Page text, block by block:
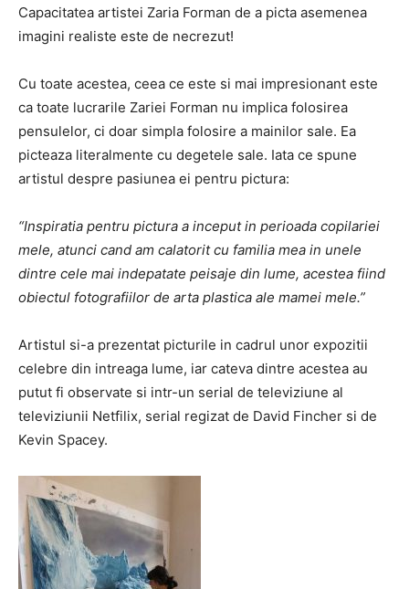
Capacitatea artistei Zaria Forman de a picta asemenea
imagini realiste este de necrezut!
Cu toate acestea, ceea ce este si mai impresionant este
ca toate lucrarile Zariei Forman nu implica folosirea
pensulelor, ci doar simpla folosire a mainilor sale. Ea
picteaza literalmente cu degetele sale. Iata ce spune
artistul despre pasiunea ei pentru pictura:
“Inspiratia pentru pictura a inceput in perioada copilariei
mele, atunci cand am calatorit cu familia mea in unele
dintre cele mai indepatate peisaje din lume, acestea fiind
obiectul fotografiilor de arta plastica ale mamei mele.”
Artistul si-a prezentat picturile in cadrul unor expozitii
celebre din intreaga lume, iar cateva dintre acestea au
putut fi observate si intr-un serial de televiziune al
televiziunii Netfilix, serial regizat de David Fincher si de
Kevin Spacey.